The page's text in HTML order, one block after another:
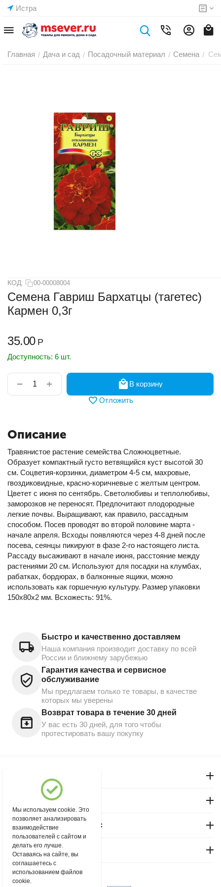
Истра
Главная / Дача и сад / Посадочный материал / Семена /
КОД: 00-00008004
Семена Гавриш Бархатцы (тагетес)
Кармен 0,3г
35.00 Р
Доступность: 6 шт.
+
−
В корзину
Отложить
Описание
Травянистое растение семейства Сложноцветные.
Образует компактный густо ветвящийся куст высотой 30
см. Соцветия-корзинки, диаметром 4-5 см, махровые,
гвоздиковидные, красно-коричневые с желтым центром.
Цветет с июня по сентябрь. Светолюбивы и теплолюбивы,
заморозков не переносят. Предпочитают плодородные
легкие почвы. Выращивают, как правило, рассадным
способом. Посев проводят во второй половине марта -
начале апреля. Всходы появляются через 4-8 дней после
посева, сеянцы пикируют в фазе 2-го настоящего листа.
Рассаду высаживают в начале июня, расстояние между
растениями 20 см. Используют для посадки на клумбах,
рабатках, бордюрах, в балконные ящики, можно
использовать как горшечную культуру. Размер упаковки
150x80x2 мм. Всхожесть: 91%.
Быстро и качественно доставляем
Наша компания производит доставку по всей
России и ближнему зарубежью
Гарантия качества и сервисное
обслуживание
Мы предлагаем только те товары, в качестве
которых мы уверены
Возврат товара в течение 30 дней
У вас есть 30 дней, для того чтобы
протестировать вашу покупку
Магазин "Северный"
Покупательский сервис
Контакты
© 2004 - 2026 msever.ru.
Мы используем cookie. Это
позволяет анализировать
взаимодействие
пользователей с сайтом и
делать его лучше.
Оставаясь на сайте, вы
соглашаетесь с
использованием файлов
cookie.